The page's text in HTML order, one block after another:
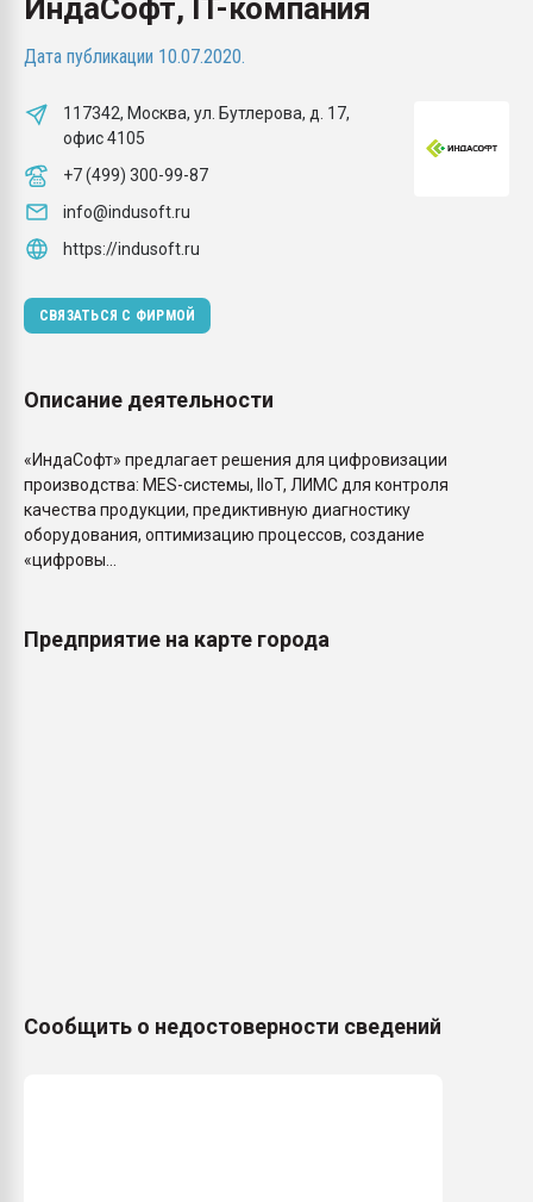
Всё, что касается
ИндаСофт, IT-компания
Дата публикации 10.07.2020.
117342, Москва, ул. Бутлерова, д. 17,
офис 4105
+7 (499) 300-99-87
info@indusoft.ru
https://indusoft.ru
СВЯЗАТЬСЯ С ФИРМОЙ
Описание деятельности
«ИндаСофт» предлагает решения для цифровизации
производства: MES-системы, IIoT, ЛИМС для контроля
качества продукции, предиктивную диагностику
оборудования, оптимизацию процессов, создание
«цифровы...
Предприятие на карте города
Сообщить о недостоверности сведений